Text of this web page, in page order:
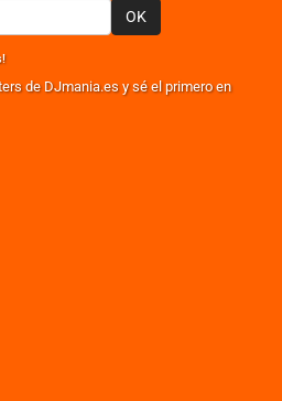
OK
de DJmania.es y sé el primero en